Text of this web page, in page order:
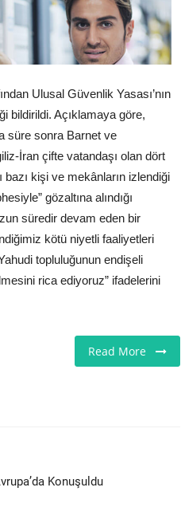
Ulusal Güvenlik Yasası’nın
bildirildi. Açıklamaya göre,
süre sonra Barnet ve
İran çifte vatandaşı olan dört
bazı kişi ve mekânların izlendiği
gözaltına alındığı
süredir devam eden bir
kötü niyetli faaliyetleri
topluluğunun endişeli
rica ediyoruz” ifadelerini
Read More
Konuşuldu